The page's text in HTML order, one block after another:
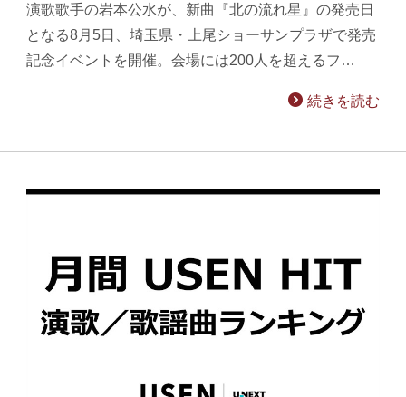
演歌歌手の岩本公水が、新曲『北の流れ星』の発売日
となる8月5日、埼玉県・上尾ショーサンプラザで発売
記念イベントを開催。会場には200人を超えるフ…
続きを読む